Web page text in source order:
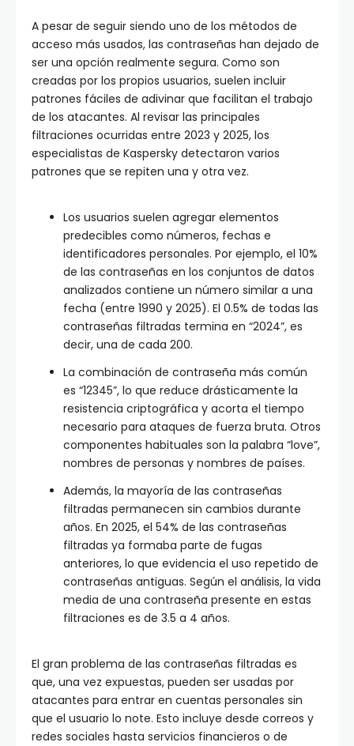
A pesar de seguir siendo uno de los métodos de
acceso más usados, las contraseñas han dejado de
ser una opción realmente segura. Como son
creadas por los propios usuarios, suelen incluir
patrones fáciles de adivinar que facilitan el trabajo
de los atacantes. Al revisar las principales
filtraciones ocurridas entre 2023 y 2025, los
especialistas de Kaspersky detectaron varios
patrones que se repiten una y otra vez.
Los usuarios suelen agregar elementos
predecibles como números, fechas e
identificadores personales. Por ejemplo, el 10%
de las contraseñas en los conjuntos de datos
analizados contiene un número similar a una
fecha (entre 1990 y 2025). El 0.5% de todas las
contraseñas filtradas termina en “2024”, es
decir, una de cada 200.
La combinación de contraseña más común
es “12345”, lo que reduce drásticamente la
resistencia criptográfica y acorta el tiempo
necesario para ataques de fuerza bruta. Otros
componentes habituales son la palabra “love”,
nombres de personas y nombres de países.
Además, la mayoría de las contraseñas
filtradas permanecen sin cambios durante
años. En 2025, el 54% de las contraseñas
filtradas ya formaba parte de fugas
anteriores, lo que evidencia el uso repetido de
contraseñas antiguas. Según el análisis, la vida
media de una contraseña presente en estas
filtraciones es de 3.5 a 4 años.
El gran problema de las contraseñas filtradas es
que, una vez expuestas, pueden ser usadas por
atacantes para entrar en cuentas personales sin
que el usuario lo note. Esto incluye desde correos y
redes sociales hasta servicios financieros o de